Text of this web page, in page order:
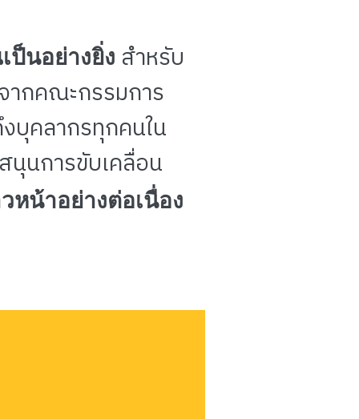
นอย่างยิ่ง สำหรับ
ากคณะกรรมการ
บุคลากรทุกคนใน
นการขับเคลื่อน
หน้าอย่างต่อเนื่อง